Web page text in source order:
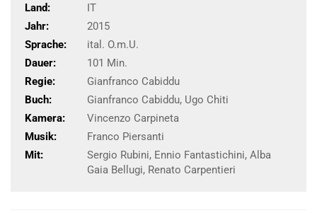
Land:
IT
Jahr:
2015
Sprache:
ital. O.m.U.
Dauer:
101 Min.
Regie:
Gianfranco Cabiddu
Buch:
Gianfranco Cabiddu, Ugo Chiti
Kamera:
Vincenzo Carpineta
Musik:
Franco Piersanti
Mit:
Sergio Rubini, Ennio Fantastichini, Alba
Gaia Bellugi, Renato Carpentieri